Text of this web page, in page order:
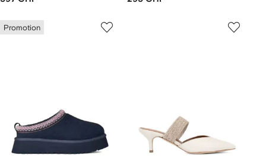
Promotion